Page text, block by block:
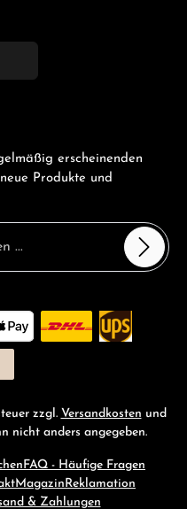
erscheinenden
Produkte und
zur Kenntnis
und bin mit ihnen
zzgl. Versandkosten und
nicht anders angegeben.
FAQ - Häufige Fragen
MagazinReklamation
& Zahlungen